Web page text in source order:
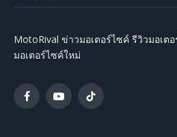
MotoRival ข่าวมอเตอร์ไซค์ รีวิวมอเต
มอเตอร์ไซค์ใหม่
FacebookYouTubeTikTok